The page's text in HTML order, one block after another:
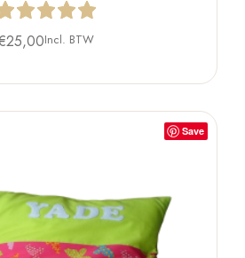
25,00Incl. BTW
Save